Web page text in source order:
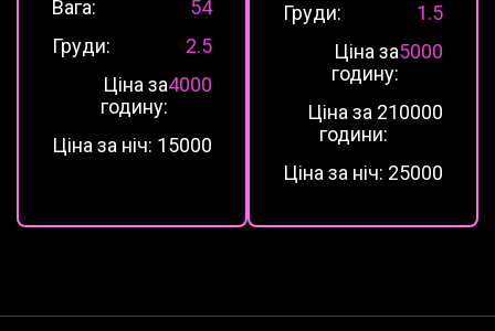
Вага:
54
Груди:
2.5
Ціна за
годину:
4000
Ціна за ніч: 15000
Груди:
1.5
Ціна за
годину:
5000
Ціна за 2
години:
10000
Ціна за ніч: 25000